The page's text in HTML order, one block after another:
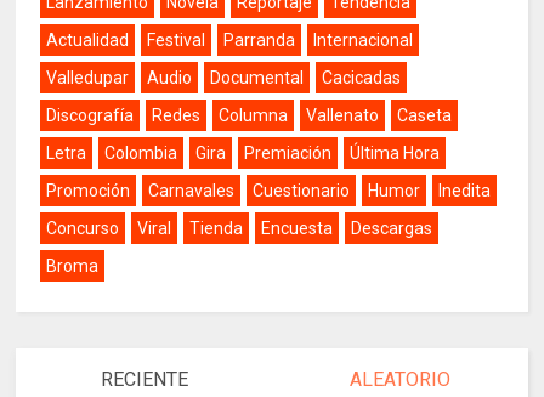
Actualidad
Festival Parranda
Internacional
Valledupar
Audio Documental
Cacicadas
Discografía
Redes Columna Vallenato
Caseta
Letra
Colombia Gira Premiación
Última Hora
Promoción
Carnavales Cuestionario Humor
Inedita
Concurso
Viral Tienda Encuesta
Descargas
Broma
RECIENTE ALEATORIO